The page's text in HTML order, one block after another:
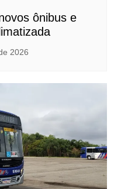
ônibus e
2026